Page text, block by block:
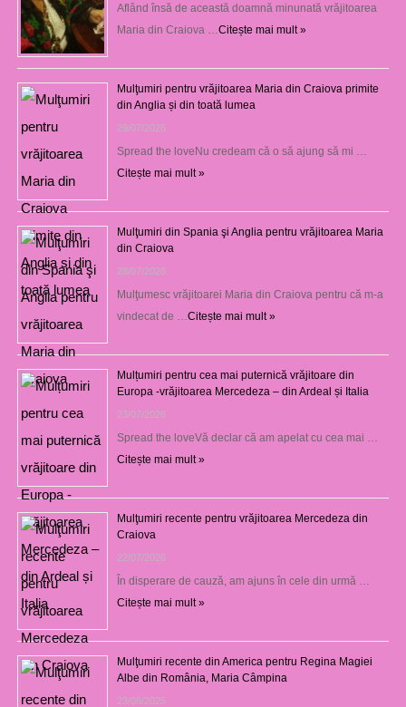
Aflând însă de această doamnă minunată vrăjitoarea
Maria din Craiova …Citește mai mult »
Mulţumiri pentru vrăjitoarea Maria din Craiova primite
din Anglia și din toată lumea
29/07/2026
Spread the loveNu credeam că o să ajung să mi …
Citește mai mult »
Mulţumiri din Spania şi Anglia pentru vrăjitoarea Maria
din Craiova
28/07/2026
Mulţumesc vrăjitoarei Maria din Craiova pentru că m-a
vindecat de …Citește mai mult »
Mulțumiri pentru cea mai puternică vrăjitoare din
Europa -vrăjitoarea Mercedeza – din Ardeal și Italia
23/07/2026
Spread the loveVă declar că am apelat cu cea mai …
Citește mai mult »
Mulţumiri recente pentru vrăjitoarea Mercedeza din
Craiova
22/07/2026
În disperare de cauză, am ajuns în cele din urmă …
Citește mai mult »
Mulţumiri recente din America pentru Regina Magiei
Albe din România, Maria Câmpina
23/08/2025